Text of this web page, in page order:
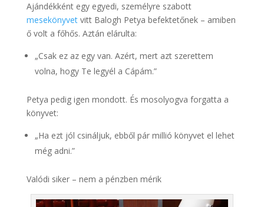
Ajándékként egy egyedi, személyre szabott
mesekönyvetvitt Balogh Petya befektetőnek – amiben
ő volt a főhős. Aztán elárulta:
„Csak ez az egy van. Azért, mert azt szerettem
volna, hogy Te legyél a Cápám.”
Petya pedig igen mondott. És mosolyogva forgatta a
könyvet:
„Ha ezt jól csináljuk, ebből pár millió könyvet el lehet
még adni.”
Valódi siker – nem a pénzben mérik